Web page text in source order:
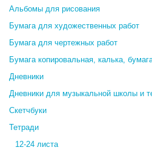
Альбомы для рисования
Бумага для художественных работ
Бумага для чертежных работ
Бумага копировальная, калька,
Дневники
Дневники для музыкальной школы и
Скетчбуки
Тетради
12-24 листа